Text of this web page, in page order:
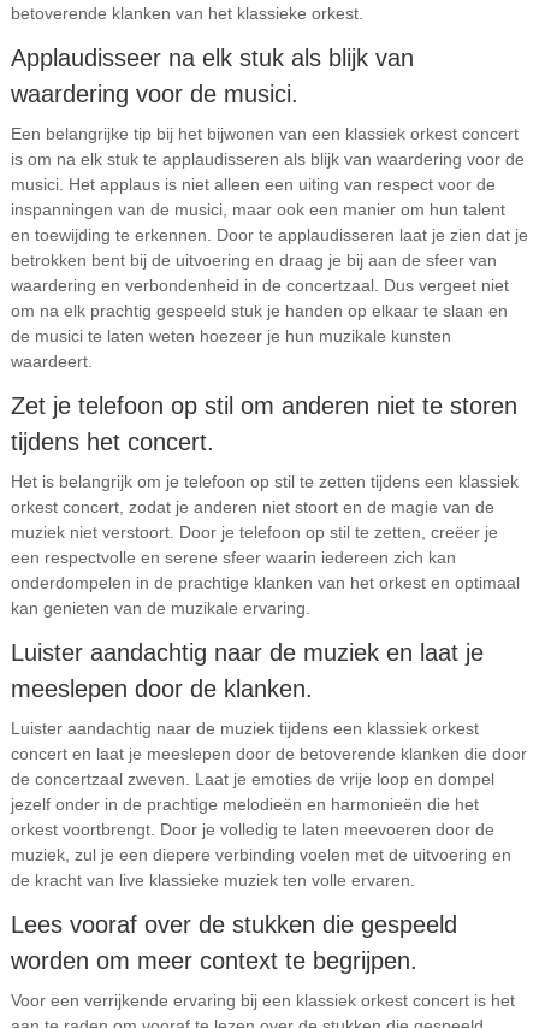
betoverende klanken van het klassieke orkest.
Applaudisseer na elk stuk als blijk van
waardering voor de musici.
Een belangrijke tip bij het bijwonen van een klassiek orkest concert
is om na elk stuk te applaudisseren als blijk van waardering voor de
musici. Het applaus is niet alleen een uiting van respect voor de
inspanningen van de musici, maar ook een manier om hun talent
en toewijding te erkennen. Door te applaudisseren laat je zien dat je
betrokken bent bij de uitvoering en draag je bij aan de sfeer van
waardering en verbondenheid in de concertzaal. Dus vergeet niet
om na elk prachtig gespeeld stuk je handen op elkaar te slaan en
de musici te laten weten hoezeer je hun muzikale kunsten
waardeert.
Zet je telefoon op stil om anderen niet te storen
tijdens het concert.
Het is belangrijk om je telefoon op stil te zetten tijdens een klassiek
orkest concert, zodat je anderen niet stoort en de magie van de
muziek niet verstoort. Door je telefoon op stil te zetten, creëer je
een respectvolle en serene sfeer waarin iedereen zich kan
onderdompelen in de prachtige klanken van het orkest en optimaal
kan genieten van de muzikale ervaring.
Luister aandachtig naar de muziek en laat je
meeslepen door de klanken.
Luister aandachtig naar de muziek tijdens een klassiek orkest
concert en laat je meeslepen door de betoverende klanken die door
de concertzaal zweven. Laat je emoties de vrije loop en dompel
jezelf onder in de prachtige melodieën en harmonieën die het
orkest voortbrengt. Door je volledig te laten meevoeren door de
muziek, zul je een diepere verbinding voelen met de uitvoering en
de kracht van live klassieke muziek ten volle ervaren.
Lees vooraf over de stukken die gespeeld
worden om meer context te begrijpen.
Voor een verrijkende ervaring bij een klassiek orkest concert is het